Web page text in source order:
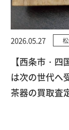
2026.05.27
【西条市・
は次の世代へ
茶器の買取査